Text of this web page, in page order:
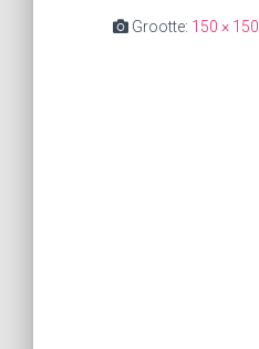
Grootte: 150 × 150